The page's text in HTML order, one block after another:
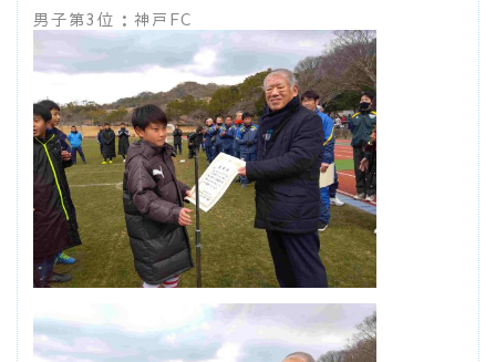
男子第3位：神戸FC